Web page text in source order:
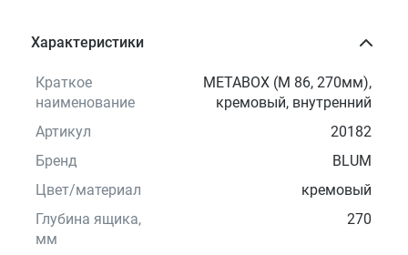
Характеристики
Краткое
наименование
METABOX (М 86, 270мм),
кремовый, внутренний
Артикул
20182
Бренд
BLUM
Цвет/материал
кремовый
Глубина ящика,
мм
270